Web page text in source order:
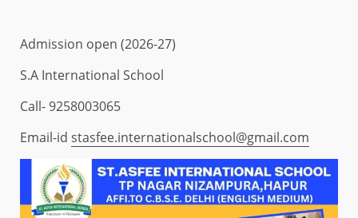
Admission open (2026-27)
S.A International School
Call- 9258003065
Email-id stasfee.internationalschool@gmail.com